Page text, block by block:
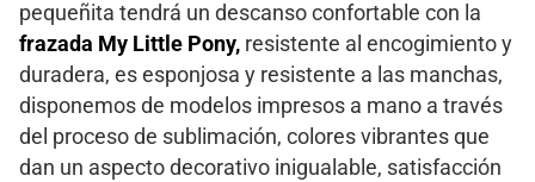
pequeñita tendrá un descanso confortable con la
frazada My Little Pony, resistente al encogimiento y
duradera, es esponjosa y resistente a las manchas,
disponemos de modelos impresos a mano a través
del proceso de sublimación, colores vibrantes que
dan un aspecto decorativo inigualable, satisfacción